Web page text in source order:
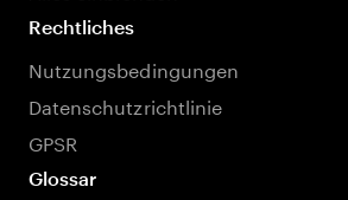
Rechtliches
Nutzungsbedingungen
Datenschutzrichtlinie
GPSR
Glossar